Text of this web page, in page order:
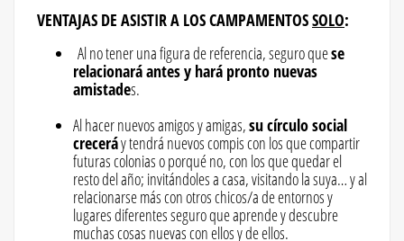
VENTAJAS DE ASISTIR A LOS CAMPAMENTOSSOLO:
Al no tener una figura de referencia, seguro quese
relacionará antes y hará pronto nuevas
amistades.
Al hacer nuevos amigos y amigas,su círculo social
creceráy tendrá nuevos compis con los que compartir
futuras colonias o porqué no, con los que quedar el
resto del año; invitándoles a casa, visitando la suya… y al
relacionarse más con otros chicos/a de entornos y
lugares diferentes seguro que aprende y descubre
muchas cosas nuevas con ellos y de ellos.